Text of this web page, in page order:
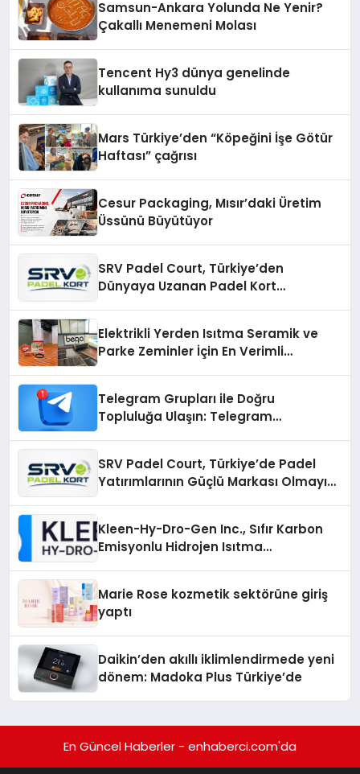
Samsun-Ankara Yolunda Ne Yenir?
Çakallı Menemeni Molası
Tencent Hy3 dünya genelinde
kullanıma sunuldu
Mars Türkiye’den “Köpeğini İşe Götür
Haftası” çağrısı
Cesur Packaging, Mısır’daki Üretim
Üssünü Büyütüyor
SRV Padel Court, Türkiye’den
Dünyaya Uzanan Padel Kort
Elektrikli Yerden Isıtma Seramik ve
Parke Zeminler İçin En Verimli
Telegram Grupları ile Doğru
Topluluğa Ulaşın: Telegram
SRV Padel Court, Türkiye’de Padel
Yatırımlarının Güçlü Markası Olmayı
Kleen-Hy-Dro-Gen Inc., Sıfır Karbon
Emisyonlu Hidrojen Isıtma
Marie Rose kozmetik sektörüne giriş
yaptı
Daikin’den akıllı iklimlendirmede yeni
dönem: Madoka Plus Türkiye’de
En Güncel Haberler - enhaberci.com'da